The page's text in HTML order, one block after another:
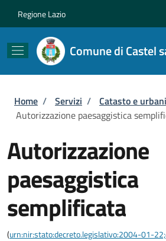
Regione Lazio
Comune di Castel
Briciole di pane
Home / Servizi / Catasto e
Autorizzazione paesaggistica
Autorizzazione
paesaggistica
semplificata
(urn:nir:stato:decreto.legislativo:2004-01-